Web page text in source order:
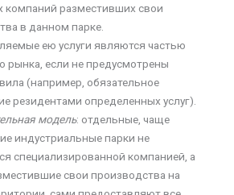
компаний разместивших свои
в данном парке.
ею услуги являются частью
рынка, если не предусмотрены
(например, обязательное
резидентами определенных услуг).
модель: отдельные, чаще
индустриальные парки не
специализированной компанией, а
свои производства на